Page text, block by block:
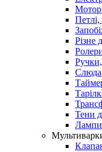
Петлі,
Різне
Слюда
Тени